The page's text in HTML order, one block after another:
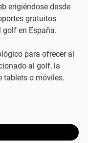
erigiéndose desde
gratuitos
en España.
para ofrecer al
al golf, la
tablets o móviles.